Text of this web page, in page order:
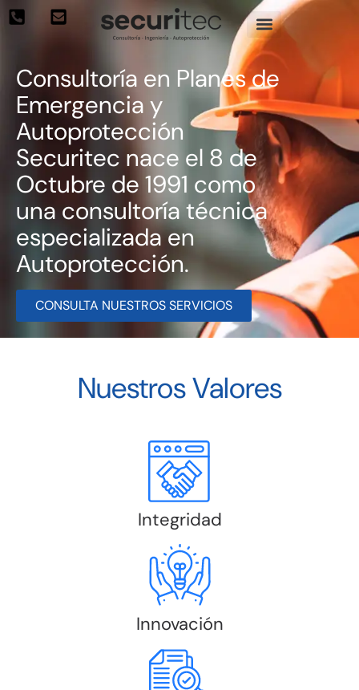
Consultoría en Planes de
Emergencia y
Autoprotección
Securitec nace el 8 de
Octubre de 1991 como
una consultoría técnica
especializada en
Autoprotección.
CONSULTA NUESTROS SERVICIOS
Nuestros Valores
Integridad
Innovación